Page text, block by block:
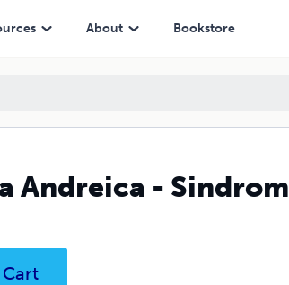
About Bookstore
Andreica -